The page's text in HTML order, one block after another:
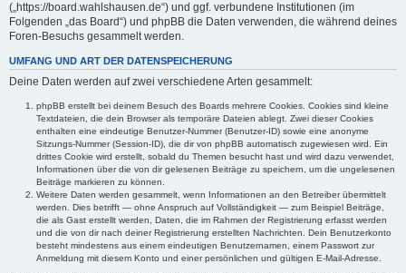
(„https://board.wahlshausen.de“) und ggf. verbundene Institutionen (im
Folgenden „das Board“) und phpBB die Daten verwenden, die während deines
Foren-Besuchs gesammelt werden.
UMFANG UND ART DER DATENSPEICHERUNG
Deine Daten werden auf zwei verschiedene Arten gesammelt:
phpBB erstellt bei deinem Besuch des Boards mehrere Cookies. Cookies sind kleine
Textdateien, die dein Browser als temporäre Dateien ablegt. Zwei dieser Cookies
enthalten eine eindeutige Benutzer-Nummer (Benutzer-ID) sowie eine anonyme
Sitzungs-Nummer (Session-ID), die dir von phpBB automatisch zugewiesen wird. Ein
drittes Cookie wird erstellt, sobald du Themen besucht hast und wird dazu verwendet,
Informationen über die von dir gelesenen Beiträge zu speichern, um die ungelesenen
Beiträge markieren zu können.
Weitere Daten werden gesammelt, wenn Informationen an den Betreiber übermittelt
werden. Dies betrifft — ohne Anspruch auf Vollständigkeit — zum Beispiel Beiträge,
die als Gast erstellt werden, Daten, die im Rahmen der Registrierung erfasst werden
und die von dir nach deiner Registrierung erstellten Nachrichten. Dein Benutzerkonto
besteht mindestens aus einem eindeutigen Benutzernamen, einem Passwort zur
Anmeldung mit diesem Konto und einer persönlichen und gültigen E-Mail-Adresse.